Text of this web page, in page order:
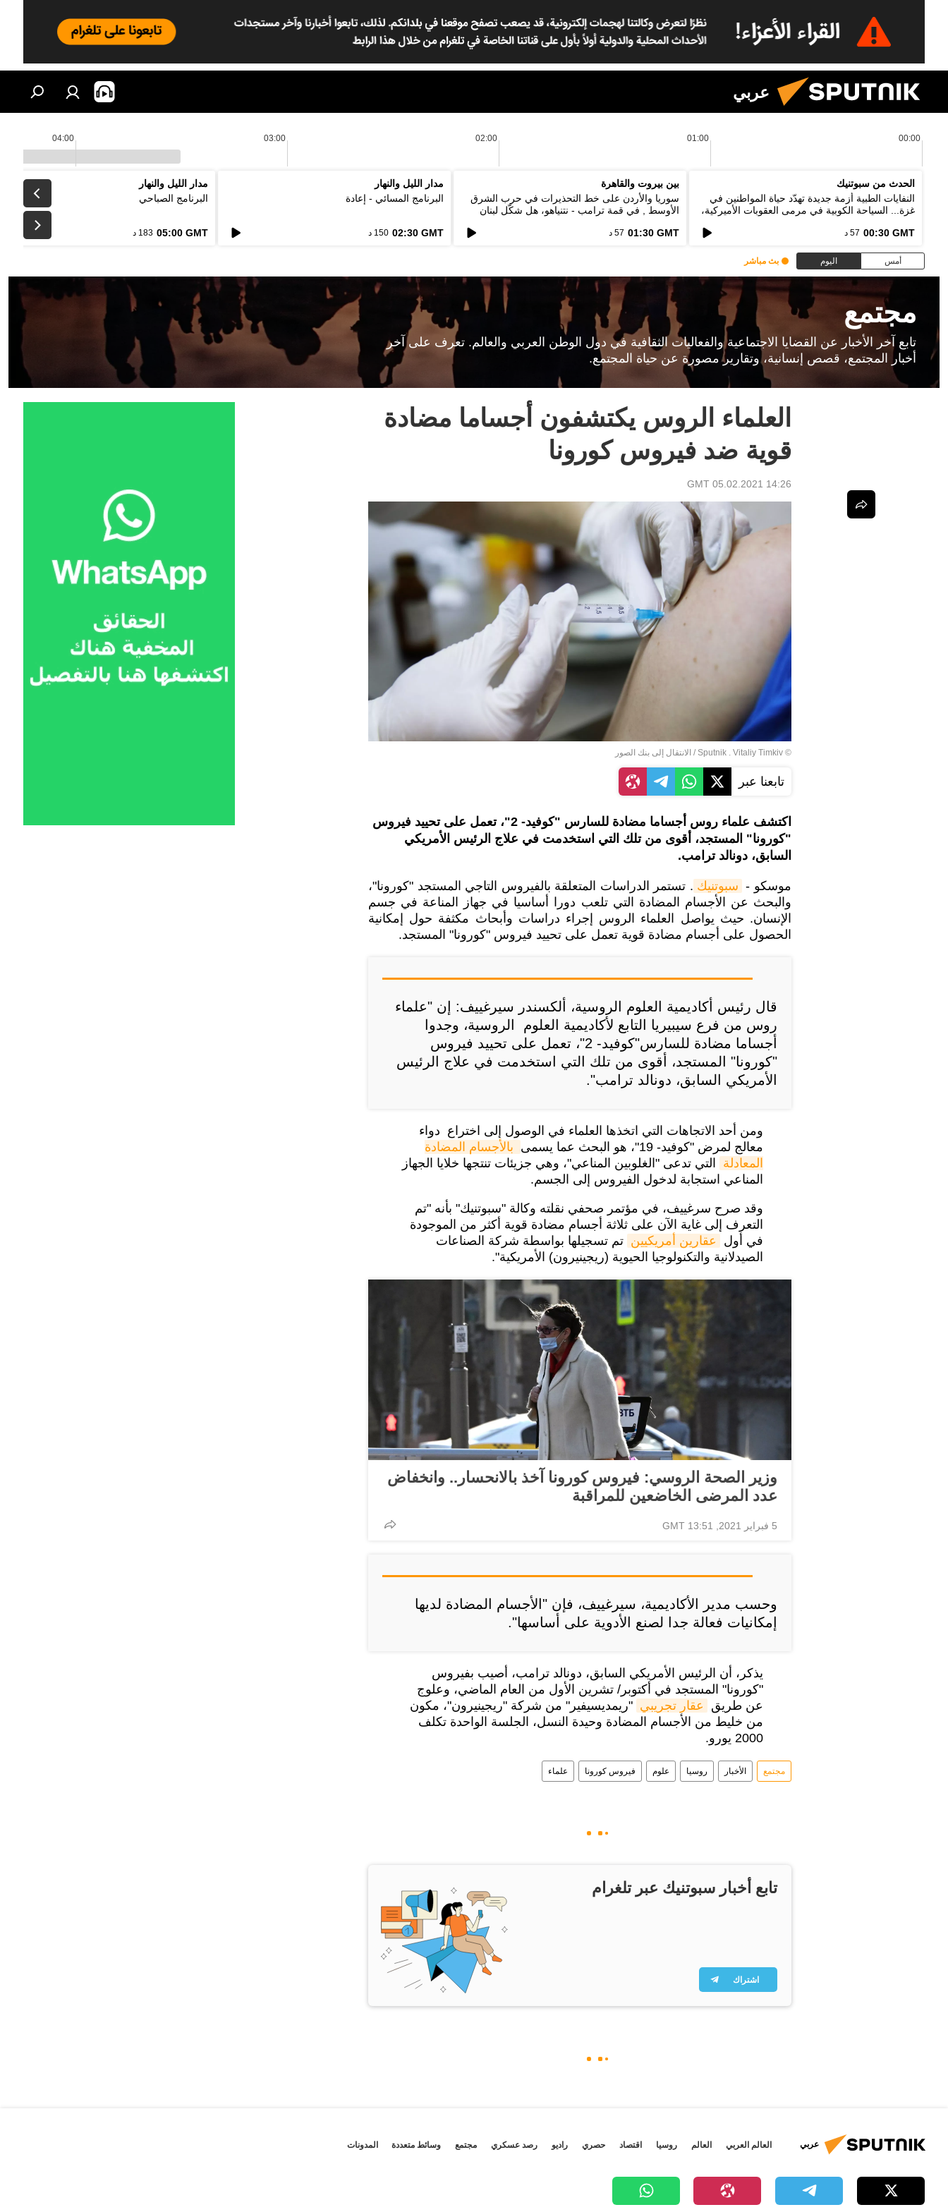
عربي
00:00
01:00
02:00
03:00
04:00
الحدث من سبوتنيك
النفايات الطبية أزمة جديدة تهدّد حياة المواطنين في
غزة... السياحة الكوبية في مرمى العقوبات الأميركية،
00:30 GMT 57 د
بين بيروت والقاهرة
سوريا والأردن على خط التحذيرات في حرب الشرق
الأوسط , في قمة ترامب - نتنياهو، هل شكّل لبنان
01:30 GMT 57 د
مدار الليل والنهار
البرنامج المسائي - إعادة
02:30 GMT 150 د
مدار الليل والنهار
البرنامج الصباحي
05:00 GMT 183 د
أمس اليوم بث مباشر
مجتمع
تابع آخر الأخبار عن القضايا الاجتماعية والفعاليات الثقافية في دول الوطن العربي والعالم. تعرف على آخر
أخبار المجتمع، قصص إنسانية، وتقارير مصورة عن حياة المجتمع.
العلماء الروس يكتشفون أجساما مضادة
قوية ضد فيروس كورونا
14:26 GMT 05.02.2021
© Sputnik . Vitaliy Timkiv
/ الانتقال إلى بنك الصور
تابعنا عبر
اكتشف علماء روس أجساما مضادة للسارس "كوفيد- 2"، تعمل على تحييد فيروس
"كورونا" المستجد، أقوى من تلك التي استخدمت في علاج الرئيس الأمريكي
السابق، دونالد ترامب.
موسكو - سبوتنيك . تستمر الدراسات المتعلقة بالفيروس التاجي المستجد "كورونا"،
والبحث عن الأجسام المضادة التي تلعب دورا أساسيا في جهاز المناعة في جسم
الإنسان. حيث يواصل العلماء الروس إجراء دراسات وأبحاث مكثفة حول إمكانية
الحصول على أجسام مضادة قوية تعمل على تحييد فيروس "كورونا" المستجد.
قال رئيس أكاديمية العلوم الروسية، ألكسندر سيرغييف: إن "علماء
روس من فرع سيبيريا التابع لأكاديمية العلوم الروسية، وجدوا
أجساما مضادة للسارس"كوفيد- 2"، تعمل على تحييد فيروس
"كورونا" المستجد، أقوى من تلك التي استخدمت في علاج الرئيس
الأمريكي السابق، دونالد ترامب".
ومن أحد الاتجاهات التي اتخذها العلماء في الوصول إلى اختراع دواء
معالج لمرض "كوفيد- 19"، هو البحث عما يسمى
المعادلة التي تدعى "الغلوبين المناعي"، وهي جزيئات تنتجها خلايا الجهاز
المناعي استجابة لدخول الفيروس إلى الجسم.
وقد صرح سرغييف، في مؤتمر صحفي نقلته وكالة "سبوتنيك" بأنه "تم
التعرف إلى غاية الآن على ثلاثة أجسام مضادة قوية أكثر من الموجودة
في أول
عقارين أمريكيين تم تسجيلها بواسطة شركة الصناعات
الصيدلانية والتكنولوجيا الحيوية (ريجينيرون) الأمريكية".
وزير الصحة الروسي: فيروس كورونا آخذ بالانحسار.. وانخفاض
عدد المرضى الخاضعين للمراقبة
5 فبراير 2021, 13:51 GMT
وحسب مدير الأكاديمية، سيرغييف، فإن "الأجسام المضادة لديها
إمكانيات فعالة جدا لصنع الأدوية على أساسها".
يذكر، أن الرئيس الأمريكي السابق، دونالد ترامب، أصيب بفيروس
"كورونا" المستجد في أكتوبر/ تشرين الأول من العام الماضي، وعلوج
عن طريق
عقار تجريبي "ريمديسيفير" من شركة "ريجينيرون"، مكون
من خليط من الأجسام المضادة وحيدة النسل، الجلسة الواحدة تكلف
2000 يورو.
مجتمع الأخبار روسيا علوم فيروس كورونا علماء
تابع أخبار سبوتنيك عبر تلغرام
اشتراك
عربي العالم العربي العالم روسيا اقتصاد حصري راديو رصد عسكري مجتمع وسائط متعددة المدونات